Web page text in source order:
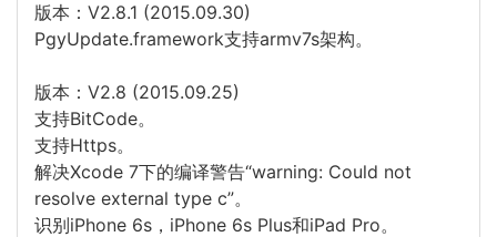
版本：V2.8.1 (2015.09.30)
PgyUpdate.framework支持armv7s架构。
版本：V2.8 (2015.09.25)
支持BitCode。
支持Https。
解决Xcode 7下的编译警告“warning: Could not
resolve external type c”。
识别iPhone 6s，iPhone 6s Plus和iPad Pro。